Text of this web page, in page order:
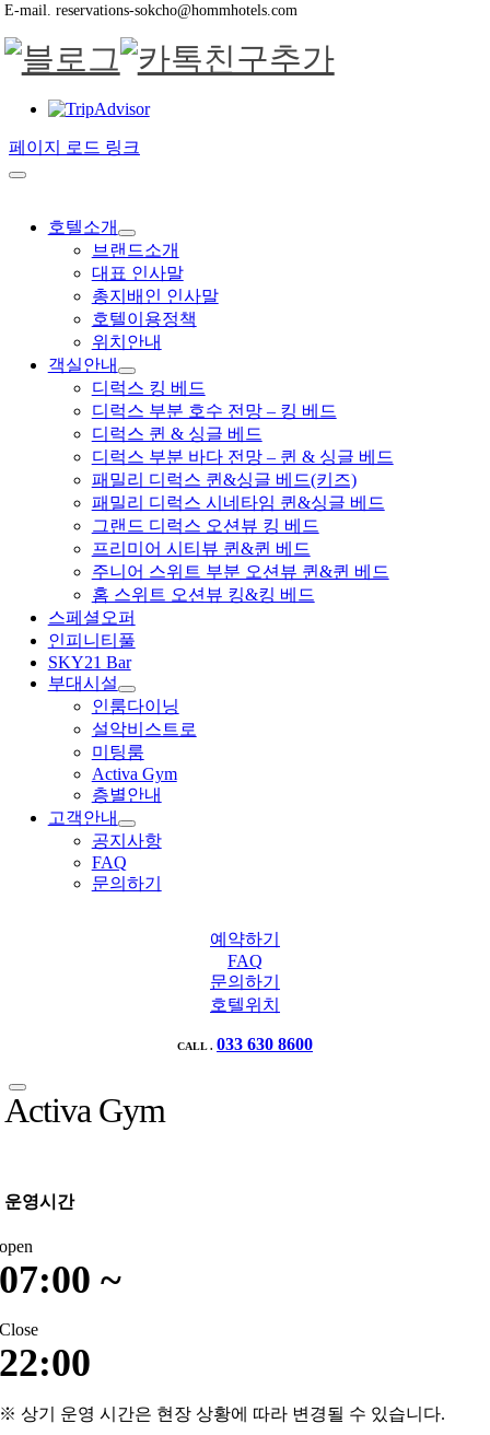
E-mail. reservations-sokcho@hommhotels.com
페이지 로드 링크
호텔소개
브랜드소개
대표 인사말
총지배인 인사말
호텔이용정책
위치안내
객실안내
디럭스 킹 베드
디럭스 부분 호수 전망 – 킹 베드
디럭스 퀸 & 싱글 베드
디럭스 부분 바다 전망 – 퀸 & 싱글 베드
패밀리 디럭스 퀸&싱글 베드(키즈)
패밀리 디럭스 시네타임 퀸&싱글 베드
그랜드 디럭스 오션뷰 킹 베드
프리미어 시티뷰 퀸&퀸 베드
주니어 스위트 부분 오션뷰 퀸&퀸 베드
홈 스위트 오션뷰 킹&킹 베드
스페셜오퍼
인피니티풀
SKY21 Bar
부대시설
인룸다이닝
설악비스트로
미팅룸
Activa Gym
층별안내
고객안내
공지사항
FAQ
문의하기
예약하기
FAQ
문의하기
호텔위치
CALL . 033 630 8600
Activa Gym
운영시간
open
07:00 ~
Close
22:00
※ 상기 운영 시간은 현장 상황에 따라 변경될 수 있습니다.